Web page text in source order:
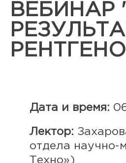
ВЕБИНАР
Дата и время:
Лектор:
отдела научно-
Техно»)